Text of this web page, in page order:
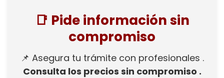
📑 Pide información sin
compromiso
📌 Asegura tu trámite con profesionales .
Consulta los precios sin compromiso .